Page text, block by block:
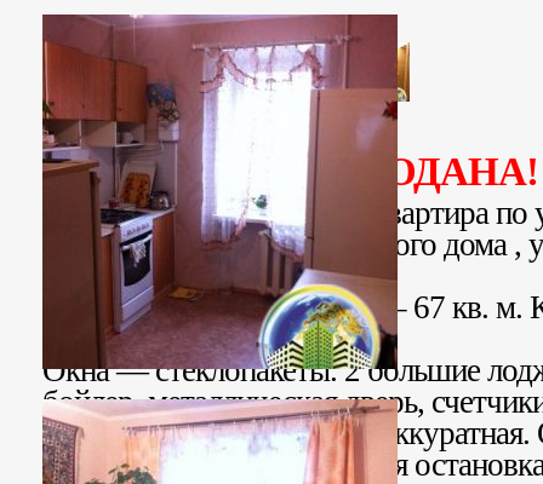
ПРОДАНА!
Продается 3-х комнатная квартира
4 этаж 5 этажного кирпичного дома ,
планировки.
Общая площадь квартиры – 67 кв. м.
Кухня 8,6 кв. м. кладовка.
Окна — стеклопакеты. 2 большие
бойлер, металлическая дверь,
Квартира светлая, чистая,
Рядом магазины, автобусная